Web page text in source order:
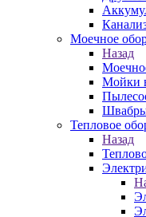
Моечное
Назад
Мойки
Швабры
Тепловое
Назад